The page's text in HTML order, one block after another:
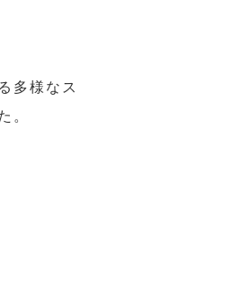
多様なス
。